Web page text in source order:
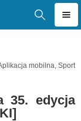
mobilna, Sport
35. edycja